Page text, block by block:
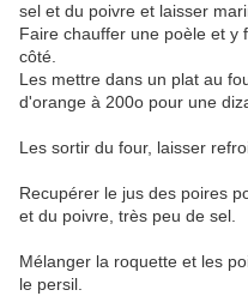
sel et du poivre et laisser
Faire chauffer une poèle et y
côté.
Les mettre dans un plat au
d'orange à 200o pour une
Les sortir du four, laisser
Recupérer le jus des poires
et du poivre, très peu de sel.
Mélanger la roquette et les
le persil.